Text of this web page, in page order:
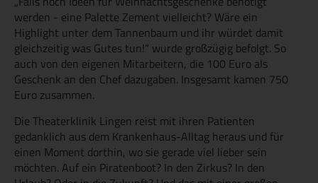
werden - eine Palette Zement vielleicht? Wäre ein
Highlight unter dem Tannenbaum und ihr würdet damit
gleichzeitig was Gutes tun!“ wurde großzügig befolgt. So
auch von den eigenen Mitarbeitern, die 100 Euro als
Geschenk an den Chef dazugaben. Insgesamt kamen 750
Euro zusammen.
Die Theaterklinik Lingen reist mit ihren Patienten
gedanklich aus dem Krankenhaus-Alltag heraus und für
einen Moment dorthin, wo sie gerade viel lieber sein
möchten. Auf ein Piratenboot? In den Zirkus? In den